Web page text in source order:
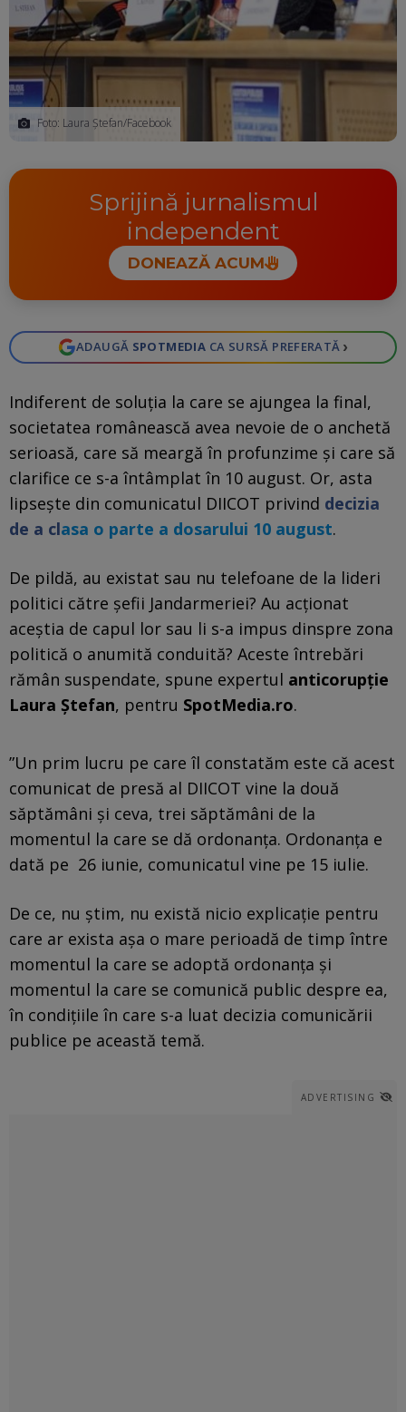
Foto: Laura Ștefan/Facebook
Sprijină jurnalismul
independent
DONEAZĂ ACUM
ADAUGĂ SPOTMEDIA CA SURSĂ PREFERATĂ ›
Indiferent de soluția la care se ajungea la final,
societatea românească avea nevoie de o anchetă
serioasă, care să meargă în profunzime și care să
clarifice ce s-a întâmplat în 10 august. Or, asta
lipsește din comunicatul DIICOT privind decizia
de a clasa o parte a dosarului 10 august.
De pildă, au existat sau nu telefoane de la lideri
politici către șefii Jandarmeriei? Au acționat
aceștia de capul lor sau li s-a impus dinspre zona
politică o anumită conduită? Aceste întrebări
rămân suspendate, spune expertul anticorupție
Laura Ștefan, pentru SpotMedia.ro.
”Un prim lucru pe care îl constatăm este că acest
comunicat de presă al DIICOT vine la două
săptămâni și ceva, trei săptămâni de la
momentul la care se dă ordonanța. Ordonanța e
dată pe 26 iunie, comunicatul vine pe 15 iulie.
De ce, nu știm, nu există nicio explicație pentru
care ar exista așa o mare perioadă de timp între
momentul la care se adoptă ordonanța și
momentul la care se comunică public despre ea,
în condițiile în care s-a luat decizia comunicării
publice pe această temă.
ADVERTISING